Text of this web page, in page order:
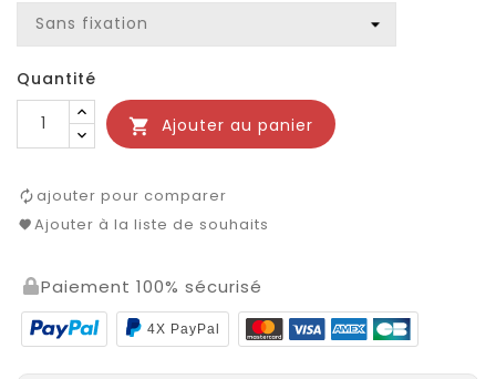
Quantité
 Ajouter au panier
ajouter pour comparer
Ajouter à la liste de souhaits
Paiement 100% sécurisé
4X PayPal